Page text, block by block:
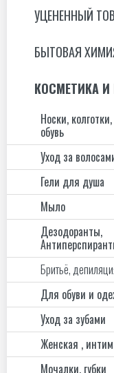
УЦЕНЕННЫЙ
БЫТОВАЯ
КОСМЕТИКА И
Носки,
обувь
Уход за
Гели для душа
Мыло
Дезодоранты,
Бритьё,
Для обуви и
Уход за зубами
Женская ,
Мочалки, губки